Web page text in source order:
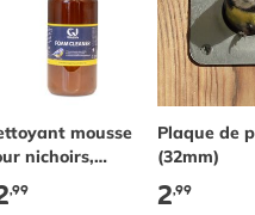
mousse
nichoirs,
et
,99
Plaque de
(32mm)
2,99